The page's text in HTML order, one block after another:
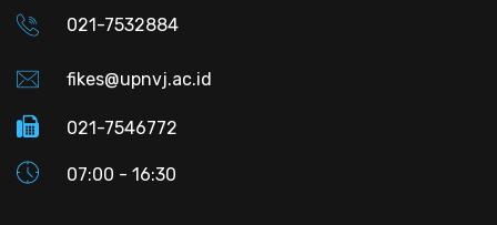
021-7532884
fikes@upnvj.ac.id
021-7546772
07:00 - 16:30